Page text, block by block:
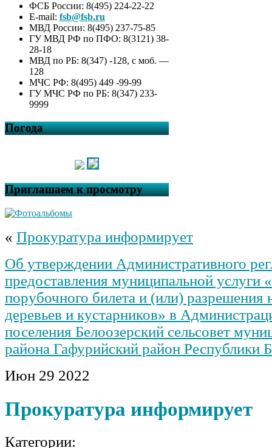
ФСБ России: 8(495) 224-22-22
E-mail: fsb@fsb.ru
МВД России: 8(495) 237-75-85
ГУ МВД РФ по ПФО: 8(3121) 38-
28-18
МВД по РБ: 8(347) -128, с моб. —
128
МЧС РФ: 8(495) 449 -99-99
ГУ МЧС РФ по РБ: 8(347) 233-
9999
Погода
Приглашаем к просмотру
« Прокуратура информирует
Об утверждении Административного
предоставления муниципальной услуги
порубочного билета и (или) разрешения
деревьев и кустарников» в
поселения Белоозерский сельсовет
района Гафурийский район Республики
Июн 29 2022
Прокуратура информирует
Категории: